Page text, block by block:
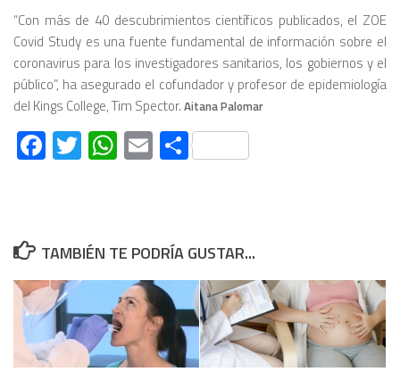
“Con más de 40 descubrimientos científicos publicados, el ZOE
Covid Study es una fuente fundamental de información sobre el
coronavirus para los investigadores sanitarios, los gobiernos y el
público”, ha asegurado el cofundador y profesor de epidemiología
del Kings College, Tim Spector. Aitana Palomar
Facebook
Twitter
WhatsApp
EmailCompartir
TAMBIÉN TE PODRÍA GUSTAR...